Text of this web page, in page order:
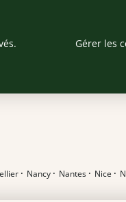
Gérer les
· Nancy · Nantes · Nice ·